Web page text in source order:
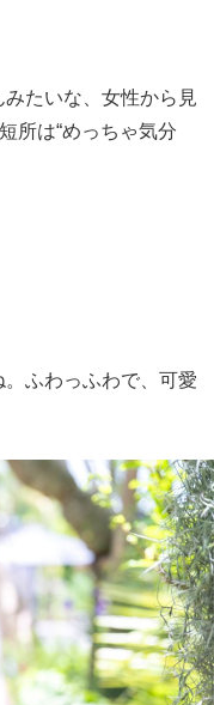
たいな、女性から見
所は“めっちゃ気分
ふわっふわで、可愛